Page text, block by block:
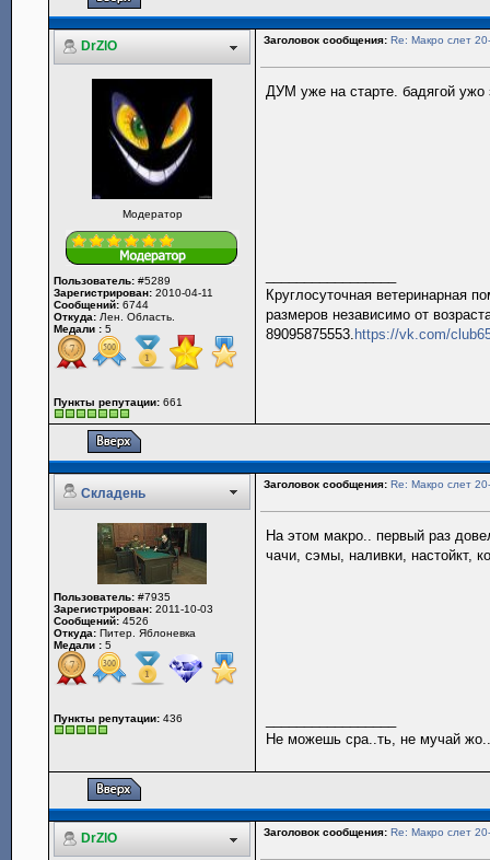
DrZlO Заголовок сообщения: Re: Макро слет
Модератор
Пользователь: #5289
Зарегистрирован: 2010-04-11
Сообщений: 6744
Откуда: Лен. Область.
Медали : 5
Пункты репутации: 661
ДУМ уже на старте. бадягой ужо
Круглосуточная ветеринарная
размеров независимо от
89095875553. https://vk.com/
Складень
Заголовок сообщения: Re: Макро слет
Пользователь: #7935
Зарегистрирован: 2011-10-03
Сообщений: 4526
Откуда: Питер. Яблоневка
Медали : 5
Пункты репутации: 436
На этом макро.. первый раз
чачи, сэмы, наливки, настойкт,
Не можешь сра..ть, не мучай
DrZlO Заголовок сообщения: Re: Макро слет